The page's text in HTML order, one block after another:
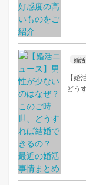
婚
【婚
どう